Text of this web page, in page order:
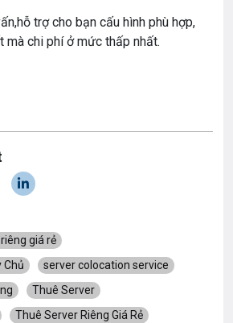
trợ cho bạn cấu hình phù hợp,
mà chi phí ở mức thấp nhất.
giá rẻ
Chủ
server colocation service
Thuê Server
Thuê Server Riêng Giá Rẻ